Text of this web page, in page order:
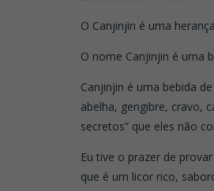
O Canjinjin é uma
O nome Canjinjin é uma
Canjinjin é uma bebida
abelha, gengibre, cravo,
secretos” que eles não
Eu tive o prazer de
que é um licor rico,